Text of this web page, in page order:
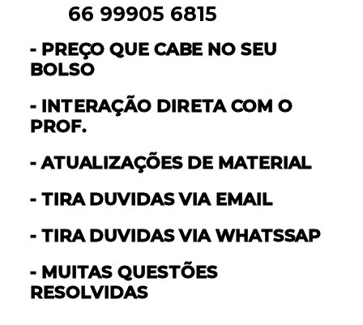
66 99905 6815
- PREÇO QUE CABE NO SEU
BOLSO
- INTERAÇÃO DIRETA COM O
PROF.
- ATUALIZAÇÕES DE MATERIAL
- TIRA DUVIDAS VIA EMAIL
- TIRA DUVIDAS VIA WHATSSAP
- MUITAS QUESTÕES
RESOLVIDAS